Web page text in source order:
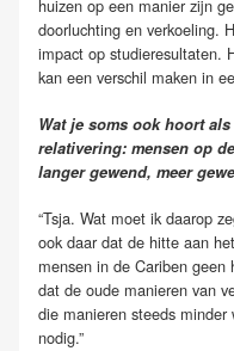
huizen op een manier zijn
doorluchting en verkoeling.
impact op studieresultaten.
kan een verschil maken in
Wat je soms ook hoort
relativering: mensen op
langer gewend, meer
“Tsja. Wat moet ik daarop
ook daar dat de hitte aan
mensen in de Cariben
dat de oude manieren van
die manieren steeds
nodig.”